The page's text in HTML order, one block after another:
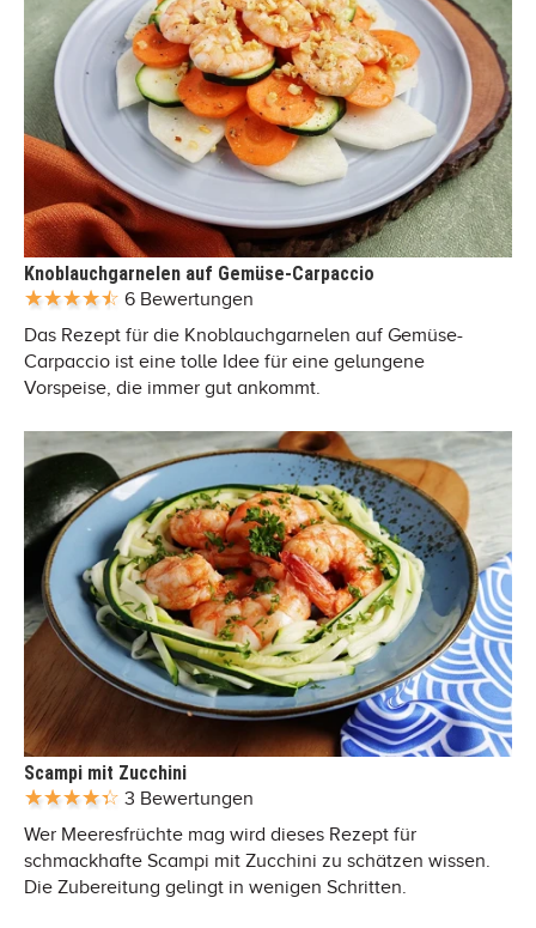
Knoblauchgarnelen auf Gemüse-Carpaccio
6 Bewertungen
Das Rezept für die Knoblauchgarnelen auf Gemüse-
Carpaccio ist eine tolle Idee für eine gelungene
Vorspeise, die immer gut ankommt.
Scampi mit Zucchini
3 Bewertungen
Wer Meeresfrüchte mag wird dieses Rezept für
schmackhafte Scampi mit Zucchini zu schätzen wissen.
Die Zubereitung gelingt in wenigen Schritten.